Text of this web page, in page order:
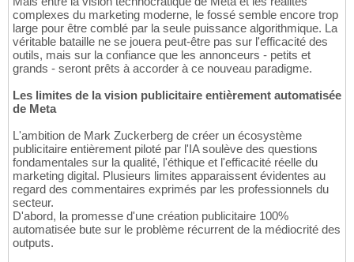
complexes du marketing moderne, le fossé semble encore trop
large pour être comblé par la seule puissance algorithmique. La
véritable bataille ne se jouera peut-être pas sur l'efficacité des
outils, mais sur la confiance que les annonceurs - petits et
grands - seront prêts à accorder à ce nouveau paradigme.
Les limites de la vision publicitaire entièrement automatisée
de Meta
L'ambition de Mark Zuckerberg de créer un écosystème
publicitaire entièrement piloté par l'IA soulève des questions
fondamentales sur la qualité, l'éthique et l'efficacité réelle du
marketing digital. Plusieurs limites apparaissent évidentes au
regard des commentaires exprimés par les professionnels du
secteur.
D'abord, la promesse d'une création publicitaire 100%
automatisée bute sur le problème récurrent de la médiocrité des
outputs.